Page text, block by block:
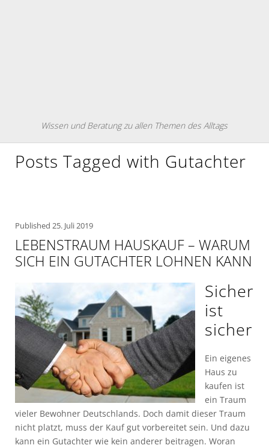
Wissen und Beratung zu allen Themen des Alltags
Posts Tagged with Gutachter
Published 25. Juli 2019
LEBENSTRAUM HAUSKAUF – WARUM
SICH EIN GUTACHTER LOHNEN KANN
Sicher
ist
sicher
Ein eigenes
Haus zu
kaufen ist
ein Traum
vieler Bewohner Deutschlands. Doch damit dieser Traum
nicht platzt, muss der Kauf gut vorbereitet sein. Und dazu
kann ein Gutachter wie kein anderer beitragen. Woran